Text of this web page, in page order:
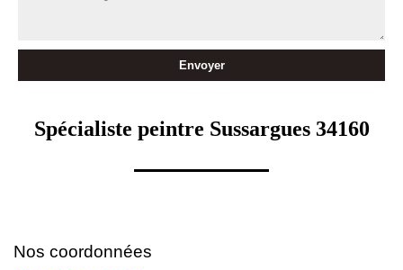
Spécialiste peintre Sussargues 34160
Nos coordonnées